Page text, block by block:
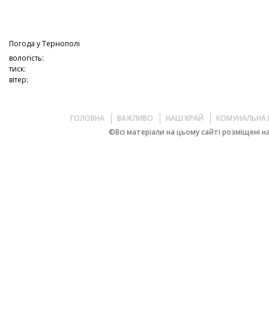
Погода уТернополі
вологість:
тиск:
вітер:
ГОЛОВНА ВАЖЛИВО НАШ КРАЙ
КОМУНАЛЬНА
©Всі матеріали на цьому сайті розміщені